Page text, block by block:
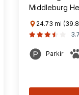
Middleburg
24.73 mi
Parkir